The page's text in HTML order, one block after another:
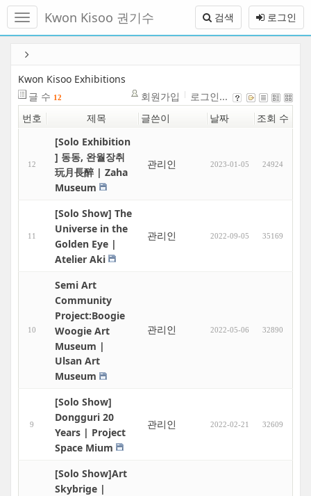
메
토
로그인
검색
Kwon Kisoo 권기수
Kwon Kisoo Exhibitions
글 수 12 회원가입
로그인...
번호
제목 글쓴이 날짜 조회 수
12
[Solo Exhibition
] 동동, 완월장취
玩月長醉 | Zaha
Museum
관리인 2023-01-05 24924
11
[Solo Show] The
Universe in the
Golden Eye |
Atelier Aki
관리인 2022-09-05 35169
10
Semi Art
Community
Project:Boogie
Woogie Art
Museum |
Ulsan Art
Museum
관리인 2022-05-06 32890
9
[Solo Show]
Dongguri 20
Years | Project
Space Mium
관리인 2022-02-21 32609
[Solo Show]Art
Skybrige |